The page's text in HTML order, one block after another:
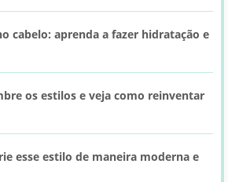
cabelo: aprenda a fazer hidratação e
os estilos e veja como reinventar
esse estilo de maneira moderna e